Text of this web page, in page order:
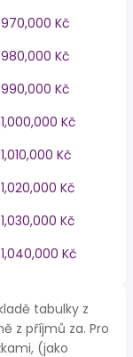
970,000 Kč
980,000 Kč
990,000 Kč
1,000,000 Kč
1,010,000 Kč
1,020,000 Kč
1,030,000 Kč
1,040,000 Kč
tabulky z
z příjmů za. Pro
(jako